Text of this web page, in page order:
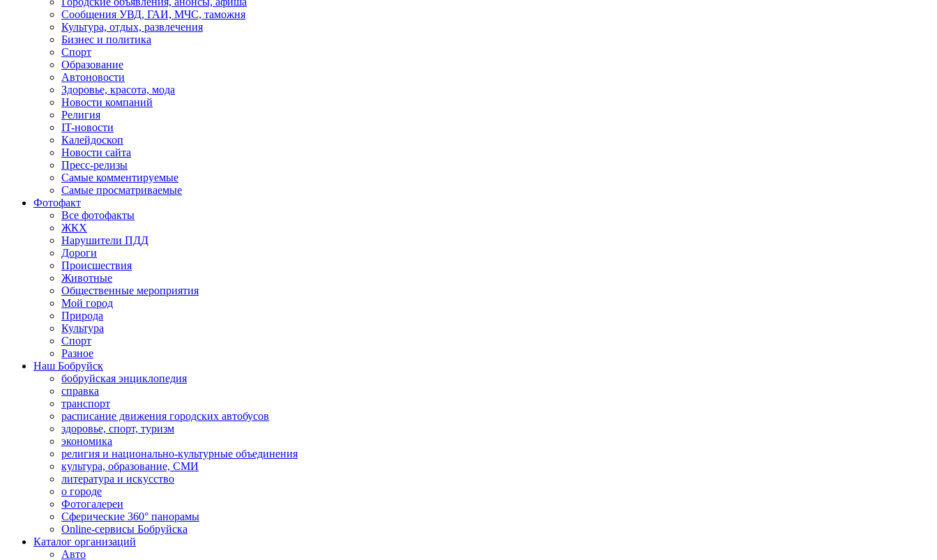
Сообщения УВД, ГАИ, МЧС, таможня
Культура, отдых, развлечения
Бизнес и политика
Спорт
Образование
Автоновости
Здоровье, красота, мода
Новости компаний
Религия
IT-новости
Калейдоскоп
Новости сайта
Пресс-релизы
Самые комментируемые
Самые просматриваемые
Фотофакт
Все фотофакты
ЖКХ
Нарушители ПДД
Дороги
Происшествия
Животные
Общественные мероприятия
Мой город
Природа
Культура
Спорт
Разное
Наш Бобруйск
бобруйская энциклопедия
справка
транспорт
расписание движения городских автобусов
здоровье, спорт, туризм
экономика
религия и национально-культурные объединения
культура, образование, СМИ
литература и искусство
о городе
Фотогалереи
Сферические 360° панорамы
Online-сервисы Бобруйска
Каталог организаций
Авто